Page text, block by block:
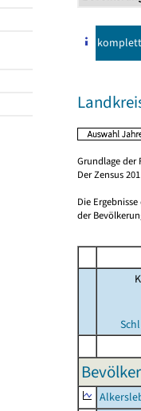
komplett
Grundlage der
Der Zensus
Die
der